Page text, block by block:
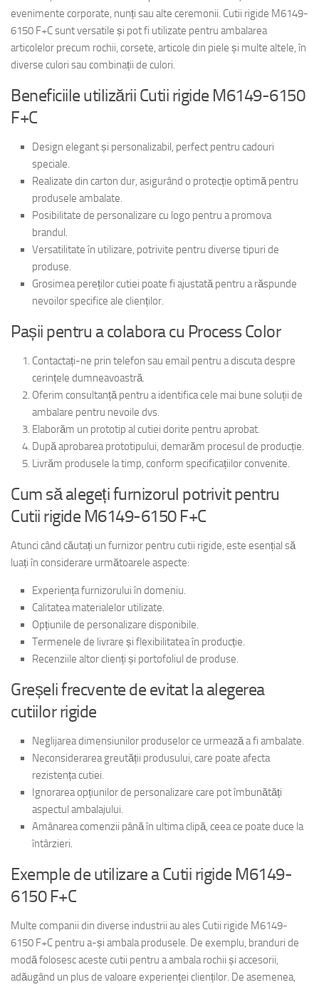
evenimente corporate, nunți sau alte ceremonii. Cutii rigide M6149-
6150 F+C sunt versatile și pot fi utilizate pentru ambalarea
articolelor precum rochii, corsete, articole din piele și multe altele, în
diverse culori sau combinații de culori.
Beneficiile utilizării Cutii rigide M6149-6150
F+C
Design elegant și personalizabil, perfect pentru cadouri
speciale.
Realizate din carton dur, asigurând o protecție optimă pentru
produsele ambalate.
Posibilitate de personalizare cu logo pentru a promova
brandul.
Versatilitate în utilizare, potrivite pentru diverse tipuri de
produse.
Grosimea pereților cutiei poate fi ajustată pentru a răspunde
nevoilor specifice ale clienților.
Pașii pentru a colabora cu Process Color
Contactați-ne prin telefon sau email pentru a discuta despre
cerințele dumneavoastră.
Oferim consultanță pentru a identifica cele mai bune soluții de
ambalare pentru nevoile dvs.
Elaborăm un prototip al cutiei dorite pentru aprobat.
După aprobarea prototipului, demarăm procesul de producție.
Livrăm produsele la timp, conform specificațiilor convenite.
Cum să alegeți furnizorul potrivit pentru
Cutii rigide M6149-6150 F+C
Atunci când căutați un furnizor pentru cutii rigide, este esențial să
luați în considerare următoarele aspecte:
Experiența furnizorului în domeniu.
Calitatea materialelor utilizate.
Opțiunile de personalizare disponibile.
Termenele de livrare și flexibilitatea în producție.
Recenziile altor clienți și portofoliul de produse.
Greșeli frecvente de evitat la alegerea
cutiilor rigide
Neglijarea dimensiunilor produselor ce urmează a fi ambalate.
Neconsiderarea greutății produsului, care poate afecta
rezistența cutiei.
Ignorarea opțiunilor de personalizare care pot îmbunătăți
aspectul ambalajului.
Amânarea comenzii până în ultima clipă, ceea ce poate duce la
întârzieri.
Exemple de utilizare a Cutii rigide M6149-
6150 F+C
Multe companii din diverse industrii au ales Cutii rigide M6149-
6150 F+C pentru a-și ambala produsele. De exemplu, branduri de
modă folosesc aceste cutii pentru a ambala rochii și accesorii,
adăugând un plus de valoare experienței clienților. De asemenea,